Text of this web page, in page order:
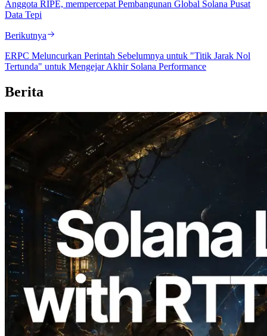
Anggota RIPE, mempercepat Pembangunan Global Solana Pusat
Data Tepi
Berikutnya
ERPC Meluncurkan Perintah Sebelumnya untuk "Titik Jarak Nol
Tertunda" untuk Mengejar Akhir Solana Performance
Berita
2026.08.05
ERPC Memperluas Solana Leader Slot
API dengan Pengukuran Ping dari 7
Region Global — Validators Information
API Juga Diluncurkan